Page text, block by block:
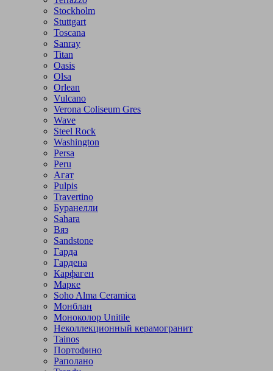
Stockholm
Stuttgart
Toscana
Sanray
Titan
Oasis
Olsa
Orlean
Vulcano
Verona Coliseum Gres
Wave
Steel Rock
Washington
Persa
Peru
Агат
Pulpis
Travertino
Буранелли
Sahara
Вяз
Sandstone
Гарда
Гардена
Карфаген
Марке
Soho Alma Ceramica
Монблан
Моноколор Unitile
Неколлекционный керамогранит
Tainos
Портофино
Раполано